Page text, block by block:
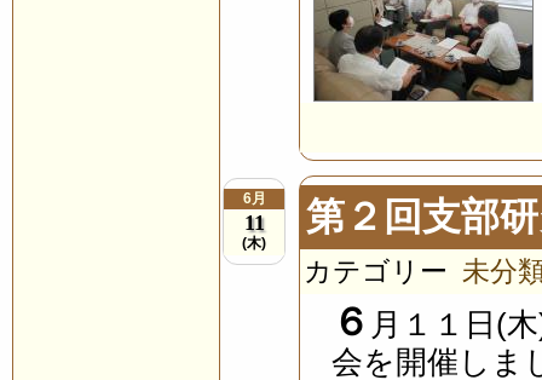
6月
11
(木)
第２回支部
カテゴリー 未分
６ 月１１日(
会を開催しま